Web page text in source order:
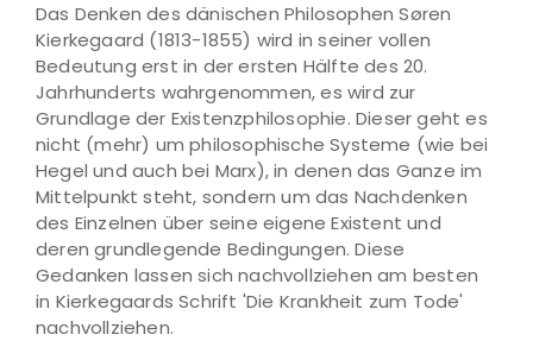
Das Denken des dänischen Philosophen Søren
Kierkegaard (1813-1855) wird in seiner vollen
Bedeutung erst in der ersten Hälfte des 20.
Jahrhunderts wahrgenommen, es wird zur
Grundlage der Existenzphilosophie. Dieser geht es
nicht (mehr) um philosophische Systeme (wie bei
Hegel und auch bei Marx), in denen das Ganze im
Mittelpunkt steht, sondern um das Nachdenken
des Einzelnen über seine eigene Existent und
deren grundlegende Bedingungen. Diese
Gedanken lassen sich nachvollziehen am besten
in Kierkegaards Schrift 'Die Krankheit zum Tode'
nachvollziehen.